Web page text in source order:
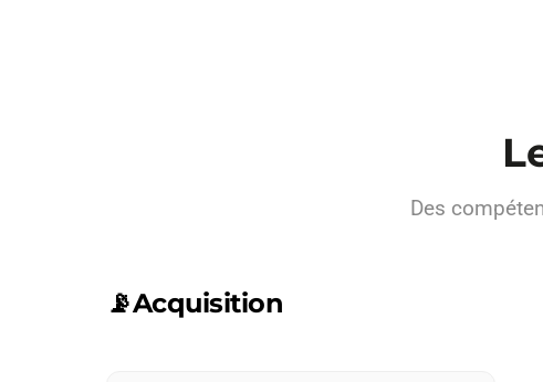
Des
📡Acquisition